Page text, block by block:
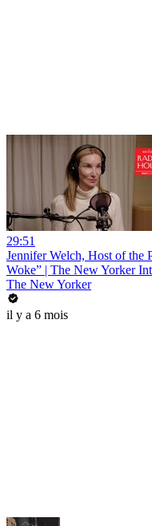
29:51
Jennifer Welch, Host of the
Woke” | The New Yorker
The New Yorker
il y a 6 mois